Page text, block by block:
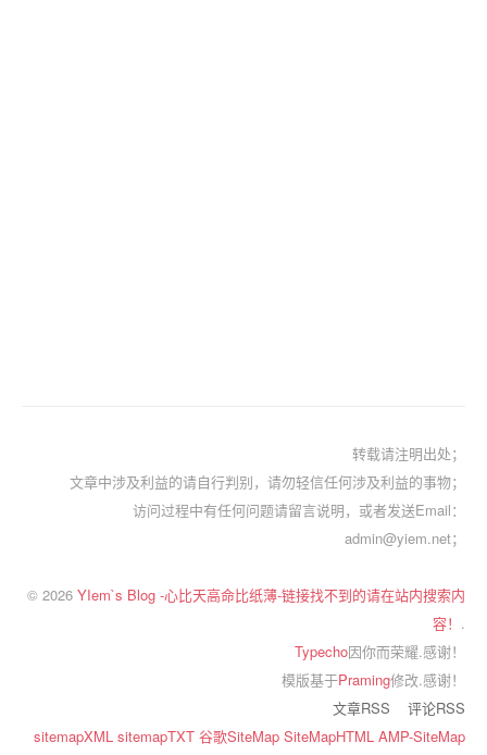
转载请注明出处；
文章中涉及利益的请自行判别，请勿轻信任何涉及利益的事物；
访问过程中有任何问题请留言说明，或者发送Email：
admin@yiem.net；
© 2026 YIem`s Blog -心比天高命比纸薄-链接找不到的请在站内搜索内
容！ .
Typecho因你而荣耀.感谢！
模版基于Praming修改.感谢！
文章RSS
评论RSS
sitemapXML sitemapTXT 谷歌SiteMap SiteMapHTML AMP-SiteMap